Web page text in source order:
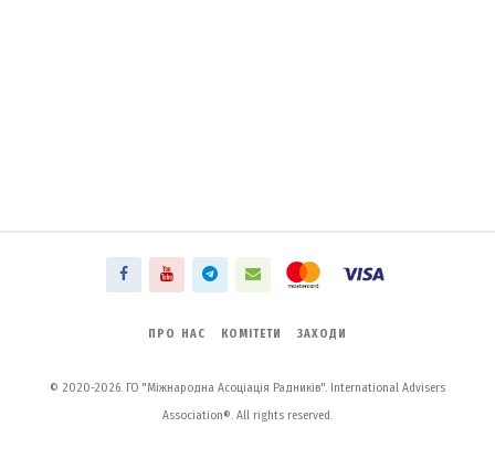
ПРО НАС КОМІТЕТИ ЗАХОДИ
© 2020-2026. ГО "Міжнародна Асоціація Радників". International Advisers
Association®. All rights reserved.